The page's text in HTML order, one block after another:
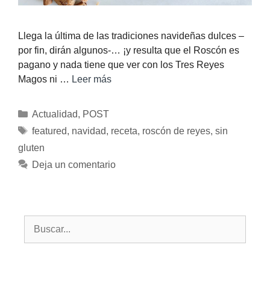
Llega la última de las tradiciones navideñas dulces –
por fin, dirán algunos-… ¡y resulta que el Roscón es
pagano y nada tiene que ver con los Tres Reyes
Magos ni … Leer más
Actualidad, POST
featured, navidad, receta, roscón de reyes, sin
gluten
Deja un comentario